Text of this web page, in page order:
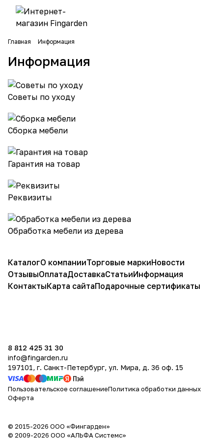
Главная Информация
Информация
Советы по уходу
Сборка мебели
Гарантия на товар
Реквизиты
Обработка мебели из дерева
КаталогО компанииТорговые маркиНовости
ОтзывыОплатаДоставкаСтатьиИнформация
КонтактыКарта сайтаПодарочные сертификаты
8 812 425 31 30
info@fingarden.ru
197101, г. Санкт-Петербург, ул. Мира, д. 36 оф. 15
Пользовательское соглашениеПолитика обработки данных
Оферта
© 2015-2026 ООО «Фингарден»
© 2009-2026 ООО «АЛЬФА Системс»